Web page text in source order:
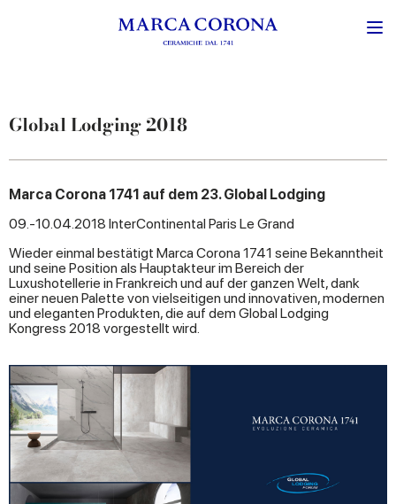
Global Lodging 2018
Marca Corona 1741 auf dem 23. Global Lodging
09.-10.04.2018 InterContinental Paris Le Grand
Wieder einmal bestätigt Marca Corona 1741 seine Bekanntheit
und seine Position als Hauptakteur im Bereich der
Luxushotellerie in Frankreich und auf der ganzen Welt, dank
einer neuen Palette von vielseitigen und innovativen, modernen
und eleganten Produkten, die auf dem Global Lodging
Kongress 2018 vorgestellt wird.